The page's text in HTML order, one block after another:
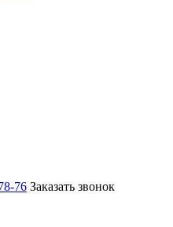
76 Заказать звонок